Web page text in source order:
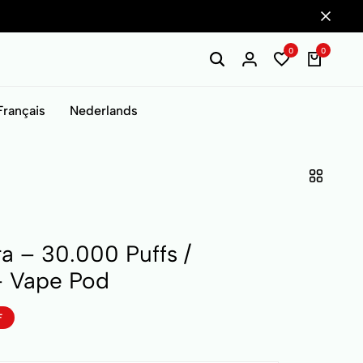
0 0
Nederlands
– 30.000 Puffs /
Pod